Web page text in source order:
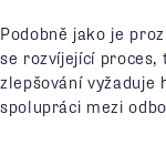
Podobně jako je
se rozvíjející proces,
zlepšování vyžaduje
spolupráci mezi